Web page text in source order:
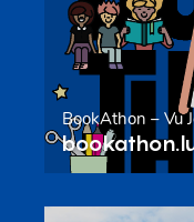
BookAthon – Vu